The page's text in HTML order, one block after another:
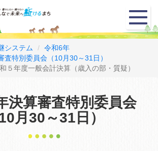
メ
ニ
ュ
システム
令和6年
査特別委員会（10月30～31日）
年度一般会計決算（歳入の部・質疑）
決算審査特別委員会
10月30～31日）